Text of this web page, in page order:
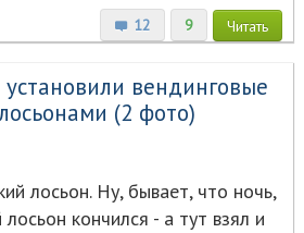
12 9 Читать
вендинговые
(2 фото)
лосьон. Ну, бывает, что ночь,
кончился - а тут взял и